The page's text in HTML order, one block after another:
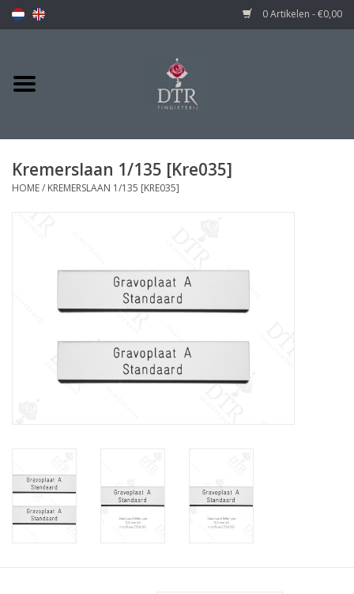
0 Artikelen - €0,00
Kremerslaan 1/135 [Kre035]
HOME/ KREMERSLAAN 1/135 [KRE035]